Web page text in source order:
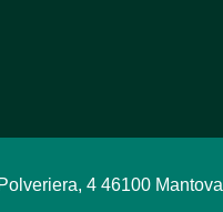
4 46100 Mantova